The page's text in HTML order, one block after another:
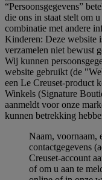
“Persoonsgegevens”
die ons in staat stelt om
combinatie met andere
Kinderen: Deze website
verzamelen niet bewust
Wij kunnen
website gebruikt (de
een Le Creuset-product
Winkels (Signature
aanmeldt voor onze
kunnen betrekking
Naam, voornaam,
contactgegevens
Creuset-account
of om u aan te